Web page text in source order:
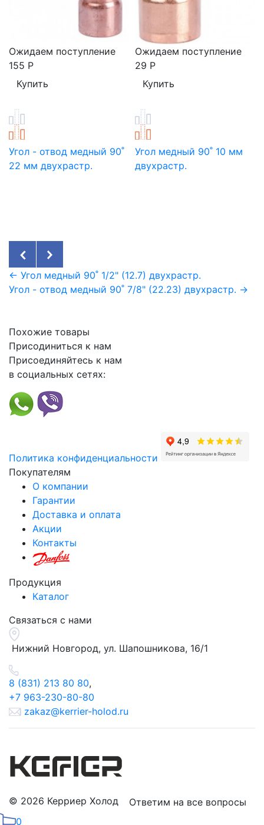
Ожидаем поступление
155 Р
Угол - отвод медный 90˚
22 мм двухрастр.
Ожидаем поступление
29 Р
Угол медный 90˚ 10 мм
двухрастр.
← Угол медный 90˚ 1/2" (12.7) двухрастр.
Угол - отвод медный 90˚ 7/8" (22.23) двухрастр. →
Похожие товары
Присодиниться к нам
Присоединяйтесь к нам
в социальных сетях:
Политика конфиденциальности
Покупателям
О компании
Гарантии
Доставка и оплата
Акции
Контакты
Продукция
Каталог
Связаться с нами
Нижний Новгород, ул. Шапошникова, 16/1
8 (831) 213 80 80,
+7 963-230-80-80
zakaz@kerrier-holod.ru
© 2026 Керриер Холод
Ответим на все вопросы
0